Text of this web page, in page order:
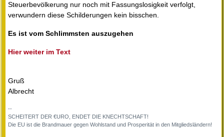
Steuerbevölkerung nur noch mit Fassungslosigkeit verfolgt,
verwundern diese Schilderungen kein bisschen.
Es ist vom Schlimmsten auszugehen
Hier weiter im Text
Gruß
Albrecht
--
SCHEITERT DER €URO, ENDET DIE KNECHTSCHAFT!
Die EU ist die Brandmauer gegen Wohlstand und Prosperität in den Mitgliedsländern!